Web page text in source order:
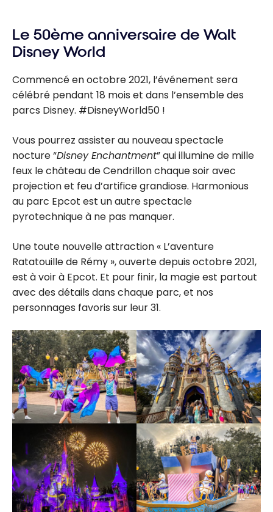
Le 50ème anniversaire de Walt
Disney World
Commencé en octobre 2021, l’événement sera
célébré pendant 18 mois et dans l’ensemble des
parcs Disney. #DisneyWorld50 !
Vous pourrez assister au nouveau spectacle
nocture “Disney Enchantment” qui illumine de mille
feux le château de Cendrillon chaque soir avec
projection et feu d’artifice grandiose. Harmonious
au parc Epcot est un autre spectacle
pyrotechnique à ne pas manquer.
Une toute nouvelle attraction « L’aventure
Ratatouille de Rémy », ouverte depuis octobre 2021,
est à voir à Epcot. Et pour finir, la magie est partout
avec des détails dans chaque parc, et nos
personnages favoris sur leur 31.